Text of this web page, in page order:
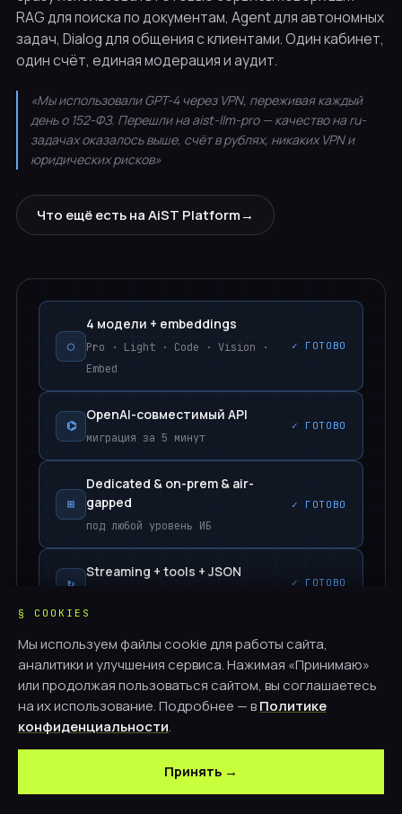
§ COOKIES
Мы используем файлы cookie для работы сайта,
аналитики и улучшения сервиса. Нажимая «Принимаю»
или продолжая пользоваться сайтом, вы соглашаетесь
на их использование. Подробнее — вПолитике
конфиденциальности.
Принять →
RAG для поиска по документам, Agent для автономных
задач, Dialog для общения с клиентами. Один кабинет,
один счёт, единая модерация и аудит.
«Мы использовали GPT-4 через VPN, переживая каждый
день о 152-ФЗ. Перешли на aist-llm-pro — качество на ru-
задачах оказалось выше, счёт в рублях, никаких VPN и
юридических рисков»
Что ещё есть на AiST Platform→
◯
4 модели + embeddings
Pro · Light · Code · Vision ·
Embed
✓ ГОТОВО
⌬
OpenAI-совместимый API
миграция за 5 минут
✓ ГОТОВО
⊞
Dedicated & on-prem & air-
gapped
под любой уровень ИБ
✓ ГОТОВО
↻
Streaming + tools + JSON
✓ ГОТОВО
⌗
Prompt-cache + batch
−40% и −50% к счёту
✓ГОТОВО
⊕
Fine-tuning под ваш домен
LoRA · SFT · RLHF
Guardrails + PII + RBAC